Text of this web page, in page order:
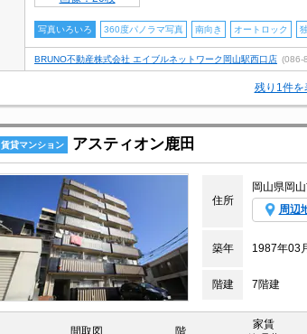
写真いろいろ 360度パノラマ写真 南向き オートロック
BRUNO不動産株式会社 エイブルネットワーク岡山駅西口店 (086-
残り1件を
賃貸マンション アスティオン鹿田
住所
岡山県岡
周辺
築年 1987年03
階建 7階建
間取図 階
家賃